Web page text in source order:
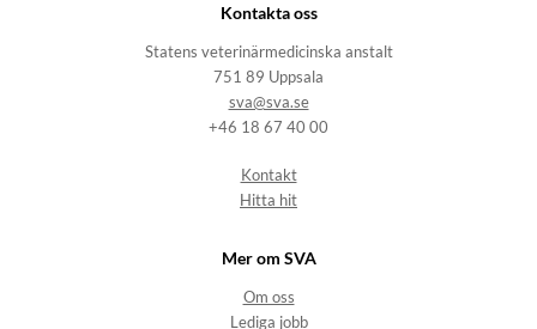
Kontakta oss
Statens veterinärmedicinska anstalt
751 89 Uppsala
sva@sva.se
+46 18 67 40 00
Kontakt
Hitta hit
Mer om SVA
Om oss
Lediga jobb